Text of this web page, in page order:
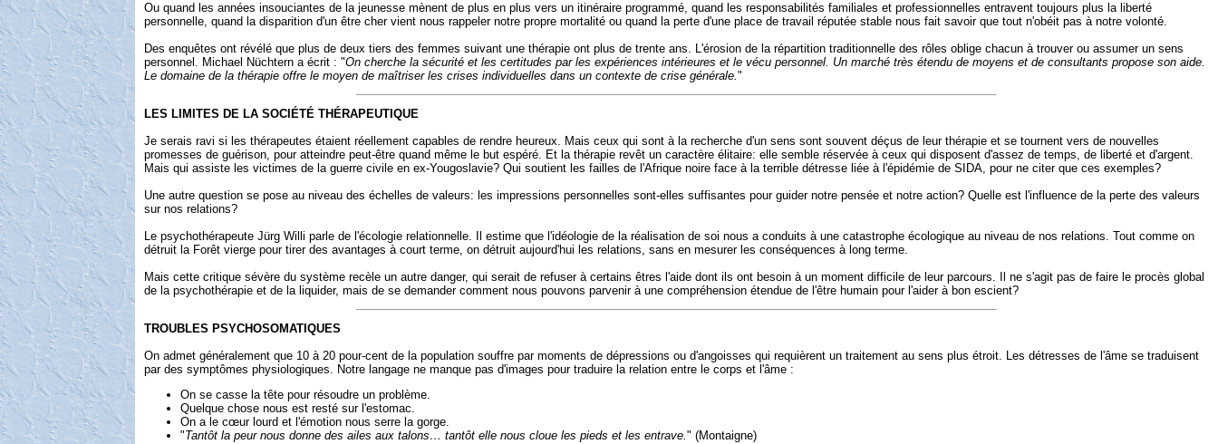
Ou quand les années insouciantes de la jeunesse mènent de plus en plus vers un itinéraire programmé, quand les responsabilités familiales et professionnelles entravent toujours plus la liberté
personnelle, quand la disparition d'un être cher vient nous rappeler notre propre mortalité ou quand la perte d'une place de travail réputée stable nous fait savoir que tout n'obéit pas à notre volonté.
Des enquêtes ont révélé que plus de deux tiers des femmes suivant une thérapie ont plus de trente ans. L'érosion de la répartition traditionnelle des rôles oblige chacun à trouver ou assumer un sens
personnel. Michael Nüchtern a écrit : "On cherche la sécurité et les certitudes par les expériences intérieures et le vécu personnel. Un marché très étendu de moyens et de consultants propose son aide.
Le domaine de la thérapie offre le moyen de maîtriser les crises individuelles dans un contexte de crise générale."
LES LIMITES DE LA SOCIÉTÉ THÉRAPEUTIQUE
Je serais ravi si les thérapeutes étaient réellement capables de rendre heureux. Mais ceux qui sont à la recherche d'un sens sont souvent déçus de leur thérapie et se tournent vers de nouvelles
promesses de guérison, pour atteindre peut-être quand même le but espéré. Et la thérapie revêt un caractère élitaire: elle semble réservée à ceux qui disposent d'assez de temps, de liberté et d'argent.
Mais qui assiste les victimes de la guerre civile en ex-Yougoslavie? Qui soutient les failles de l'Afrique noire face à la terrible détresse liée à l'épidémie de SIDA, pour ne citer que ces exemples?
Une autre question se pose au niveau des échelles de valeurs: les impressions personnelles sont-elles suffisantes pour guider notre pensée et notre action? Quelle est l'influence de la perte des valeurs
sur nos relations?
Le psychothérapeute Jürg Willi parle de l'écologie relationnelle. Il estime que l'idéologie de la réalisation de soi nous a conduits à une catastrophe écologique au niveau de nos relations. Tout comme on
détruit la Forêt vierge pour tirer des avantages à court terme, on détruit aujourd'hui les relations, sans en mesurer les conséquences à long terme.
Mais cette critique sévère du système recèle un autre danger, qui serait de refuser à certains êtres l'aide dont ils ont besoin à un moment difficile de leur parcours. Il ne s'agit pas de faire le procès global
de la psychothérapie et de la liquider, mais de se demander comment nous pouvons parvenir à une compréhension étendue de l'être humain pour l'aider à bon escient?
TROUBLES PSYCHOSOMATIQUES
On admet généralement que 10 à 20 pour-cent de la population souffre par moments de dépressions ou d'angoisses qui requièrent un traitement au sens plus étroit. Les détresses de l'âme se traduisent
par des symptômes physiologiques. Notre langage ne manque pas d'images pour traduire la relation entre le corps et l'âme :
On se casse la tête pour résoudre un problème.
Quelque chose nous est resté sur l'estomac.
On a le cœur lourd et l'émotion nous serre la gorge.
"Tantôt la peur nous donne des ailes aux talons… tantôt elle nous cloue les pieds et les entrave." (Montaigne)